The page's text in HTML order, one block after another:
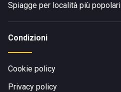
Spiagge per località più popolari
Condizioni
Cookie policy
Privacy policy